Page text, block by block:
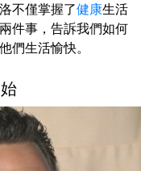
不僅掌握了健康生活
件事，告訴我們如何
們生活愉快。